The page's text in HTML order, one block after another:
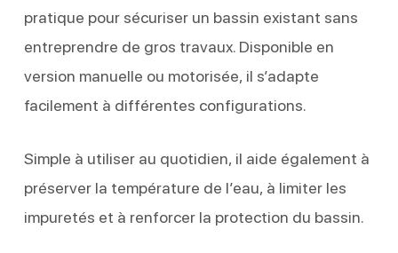
pratique pour sécuriser un bassin existant sans
entreprendre de gros travaux. Disponible en
version manuelle ou motorisée, il s’adapte
facilement à différentes configurations.
Simple à utiliser au quotidien, il aide également à
préserver la température de l’eau, à limiter les
impuretés et à renforcer la protection du bassin.